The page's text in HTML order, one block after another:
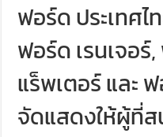
ฟอร์ด ประเทศ
ฟอร์ด เรนเจอร์
แร็พเตอร์ และ
จัดแสดงให้ผู้ที่ส